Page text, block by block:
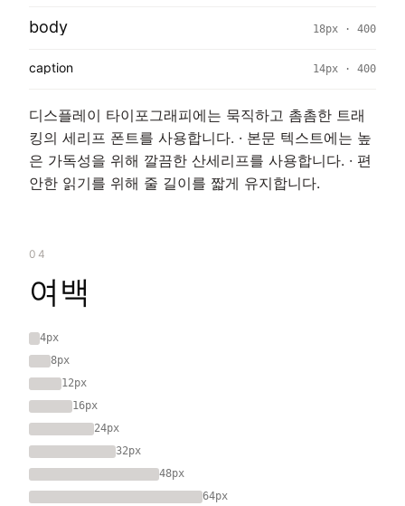
body 18px · 400
caption 14px · 400
디스플레이 타이포그래피에는 묵직하고 촘촘한 트래
킹의 세리프 폰트를 사용합니다. · 본문 텍스트에는 높
은 가독성을 위해 깔끔한 산세리프를 사용합니다. · 편
안한 읽기를 위해 줄 길이를 짧게 유지합니다.
04
여백
4px
8px
12px
16px
24px
32px
48px
64px